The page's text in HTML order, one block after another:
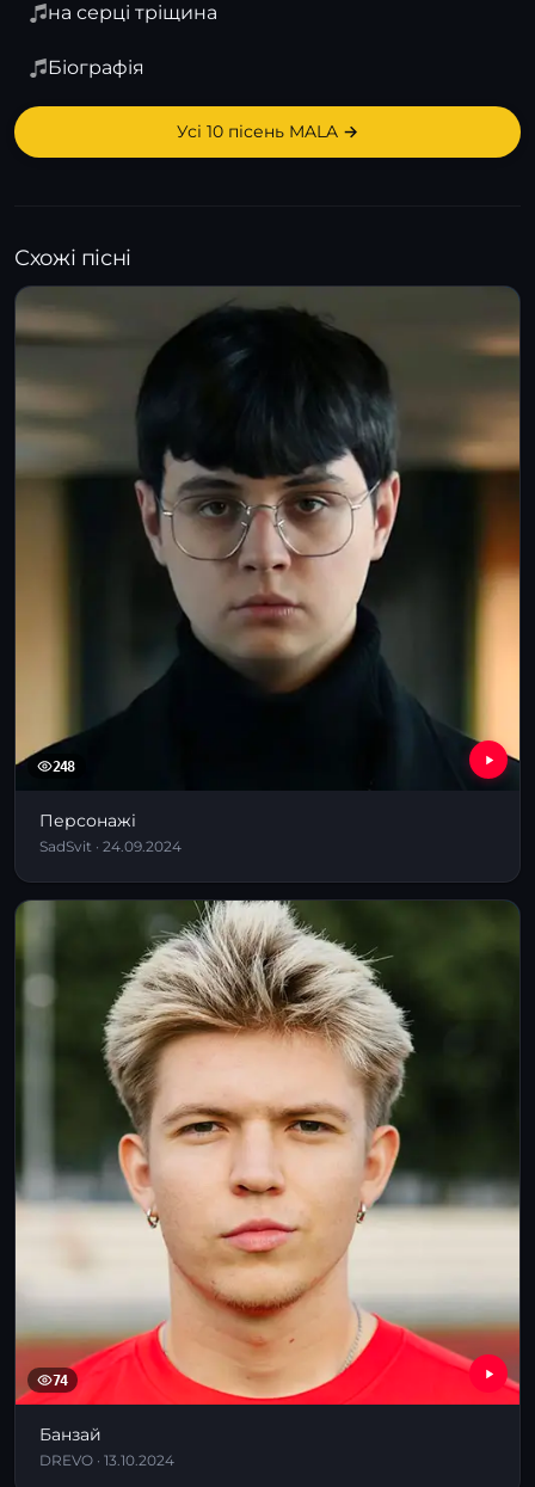
на серці тріщина
Біографія
Усі 10 пісень MALA →
Схожі пісні
248
Персонажі
SadSvit · 24.09.2024
74
Банзай
DREVO · 13.10.2024